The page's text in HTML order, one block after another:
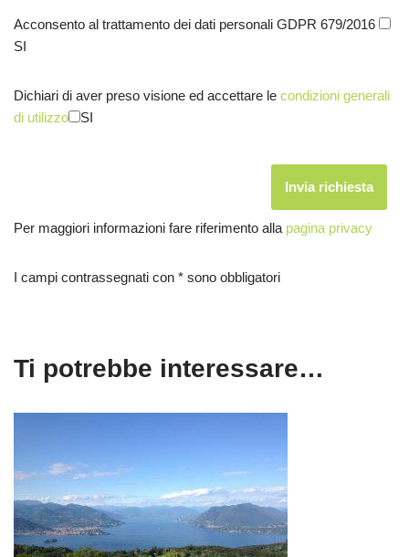
Acconsento al trattamento dei dati personali GDPR 679/2016
SI
Dichiari di aver preso visione ed accettare le condizioni generali
di utilizzo
SI
Per maggiori informazioni fare riferimento alla pagina privacy
I campi contrassegnati con * sono obbligatori
Ti potrebbe interessare…